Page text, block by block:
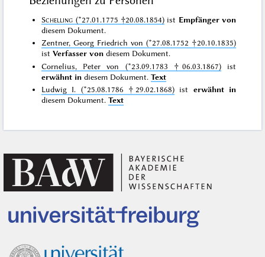
Schelling (*27.01.1775 †20.08.1854) ist Empfänger von
diesem Dokument.
Zentner, Georg Friedrich von (*27.08.1752 †20.10.1835)
istVerfasser von diesem Dokument.
Cornelius, Peter von (*23.09.1783 †06.03.1867)ist
erwähnt in diesem Dokument.Text
Ludwig I. (*25.08.1786 †29.02.1868) ist erwähnt in
diesem Dokument.Text